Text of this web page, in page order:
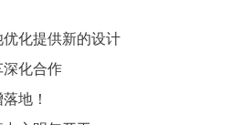
化提供新的设计
深化合作
地！